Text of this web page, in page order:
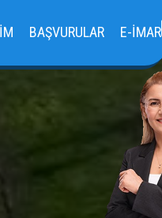
BAŞVURULAR E-İMAR